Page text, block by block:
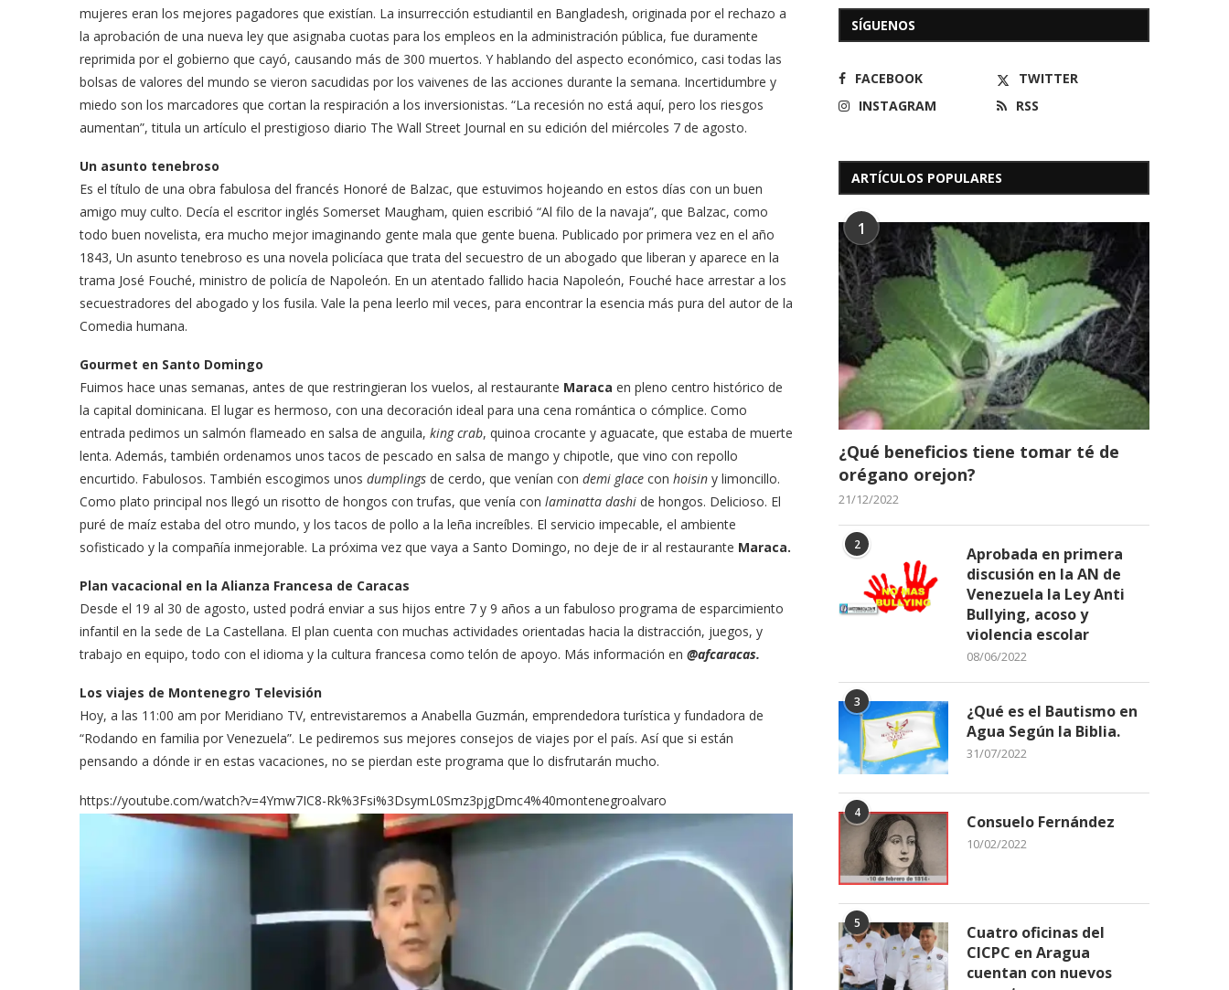
mujeres eran los mejores pagadores que existían. La insurrección estudiantil en Bangladesh, originada por el rechazo a
la aprobación de una nueva ley que asignaba cuotas para los empleos en la administración pública, fue duramente
reprimida por el gobierno que cayó, causando más de 300 muertos. Y hablando del aspecto económico, casi todas las
bolsas de valores del mundo se vieron sacudidas por los vaivenes de las acciones durante la semana. Incertidumbre y
miedo son los marcadores que cortan la respiración a los inversionistas. “La recesión no está aquí, pero los riesgos
aumentan”, titula un artículo el prestigioso diario The Wall Street Journal en su edición del miércoles 7 de agosto.
Un asunto tenebroso
Es el título de una obra fabulosa del francés Honoré de Balzac, que estuvimos hojeando en estos días con un buen
amigo muy culto. Decía el escritor inglés Somerset Maugham, quien escribió “Al filo de la navaja”, que Balzac, como
todo buen novelista, era mucho mejor imaginando gente mala que gente buena. Publicado por primera vez en el año
1843, Un asunto tenebroso es una novela policíaca que trata del secuestro de un abogado que liberan y aparece en la
trama José Fouché, ministro de policía de Napoleón. En un atentado fallido hacia Napoleón, Fouché hace arrestar a los
secuestradores del abogado y los fusila. Vale la pena leerlo mil veces, para encontrar la esencia más pura del autor de la
Comedia humana.
Gourmet en Santo Domingo
Fuimos hace unas semanas, antes de que restringieran los vuelos, al restaurante Maraca en pleno centro histórico de
la capital dominicana. El lugar es hermoso, con una decoración ideal para una cena romántica o cómplice. Como
entrada pedimos un salmón flameado en salsa de anguila, king crab, quinoa crocante y aguacate, que estaba de muerte
lenta. Además, también ordenamos unos tacos de pescado en salsa de mango y chipotle, que vino con repollo
encurtido. Fabulosos. También escogimos unos dumplings de cerdo, que venían con demi glace con hoisin y limoncillo.
Como plato principal nos llegó un risotto de hongos con trufas, que venía con laminatta dashi de hongos. Delicioso. El
puré de maíz estaba del otro mundo, y los tacos de pollo a la leña increíbles. El servicio impecable, el ambiente
sofisticado y la compañía inmejorable. La próxima vez que vaya a Santo Domingo, no deje de ir al restaurante Maraca.
Plan vacacional en la Alianza Francesa de Caracas
Desde el 19 al 30 de agosto, usted podrá enviar a sus hijos entre 7 y 9 años a un fabuloso programa de esparcimiento
infantil en la sede de La Castellana. El plan cuenta con muchas actividades orientadas hacia la distracción, juegos, y
trabajo en equipo, todo con el idioma y la cultura francesa como telón de apoyo. Más información en @afcaracas.
Los viajes de Montenegro Televisión
Hoy, a las 11:00 am por Meridiano TV, entrevistaremos a Anabella Guzmán, emprendedora turística y fundadora de
“Rodando en familia por Venezuela”. Le pediremos sus mejores consejos de viajes por el país. Así que si están
pensando a dónde ir en estas vacaciones, no se pierdan este programa que lo disfrutarán mucho.
https://youtube.com/watch?v=4Ymw7IC8-Rk%3Fsi%3DsymL0Smz3pjgDmc4%40montenegroalvaro
SÍGUENOS
FACEBOOK
TWITTER
INSTAGRAM
RSS
ARTÍCULOS POPULARES
1
¿Qué beneficios tiene tomar té de
orégano orejon?
21/12/2022
2
Aprobada en primera
discusión en la AN de
Venezuela la Ley Anti
Bullying, acoso y
violencia escolar
08/06/2022
3
¿Qué es el Bautismo en
Agua Según la Biblia.
31/07/2022
4 Consuelo Fernández
10/02/2022
5
Cuatro oficinas del
CICPC en Aragua
cuentan con nuevos